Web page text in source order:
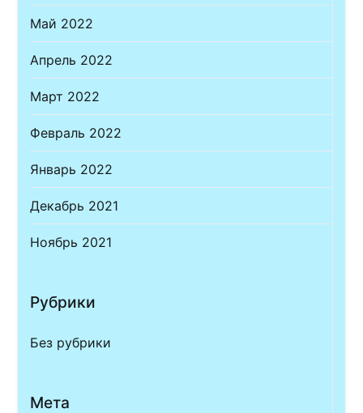
Май 2022
Апрель 2022
Март 2022
Февраль 2022
Январь 2022
Декабрь 2021
Ноябрь 2021
Рубрики
Без рубрики
Мета